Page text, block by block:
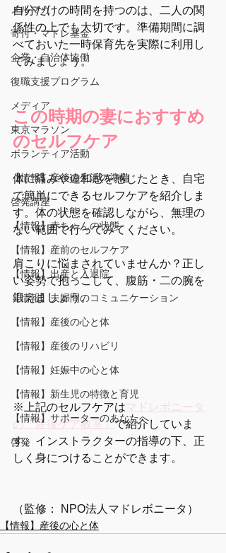
メルマガ
寄付・マドレ基金
企業・自治体協働
復職支援プログラム
メディア
東京マラソン
ボランティア活動
【情報】産後の生活の準備
啓発講座
【情報】赤ちゃんの状態
【情報】産前のセルフケア
【情報】出産と入退院
【情報】夫婦間のコミュニケーション
【情報】産後の心と体
【情報】産後のリハビリ
【情報】妊娠中の心と体
【情報】新生児の特徴と育児
【情報】サポーターのあなたへ
啓発
自分だけの時間を持つのは、二人の関
係性の上でも大切です。準備期間に調
べておいた一時保育先を実際に利用し
てみましょう。
この時期の妻におすすめ
のセルフケア
体に痛みや違和感を感じたとき、自宅
で簡単にできるセルフケアを紹介しま
す。体の状態を確認しながら、無理の
ない範囲で行ってみてください。
肩こりに悩まされていませんか？正し
い姿勢で抱っこして、腹筋・二の腕を
鍛えましょう。
※上記のセルフケアは マドレボニータ
の「産後ケア教室」で紹介していま
す。インストラクターの指導の下、正
しく身につけることができます。
（監修： NPO法人マドレボニータ）
【情報】産後の心と体